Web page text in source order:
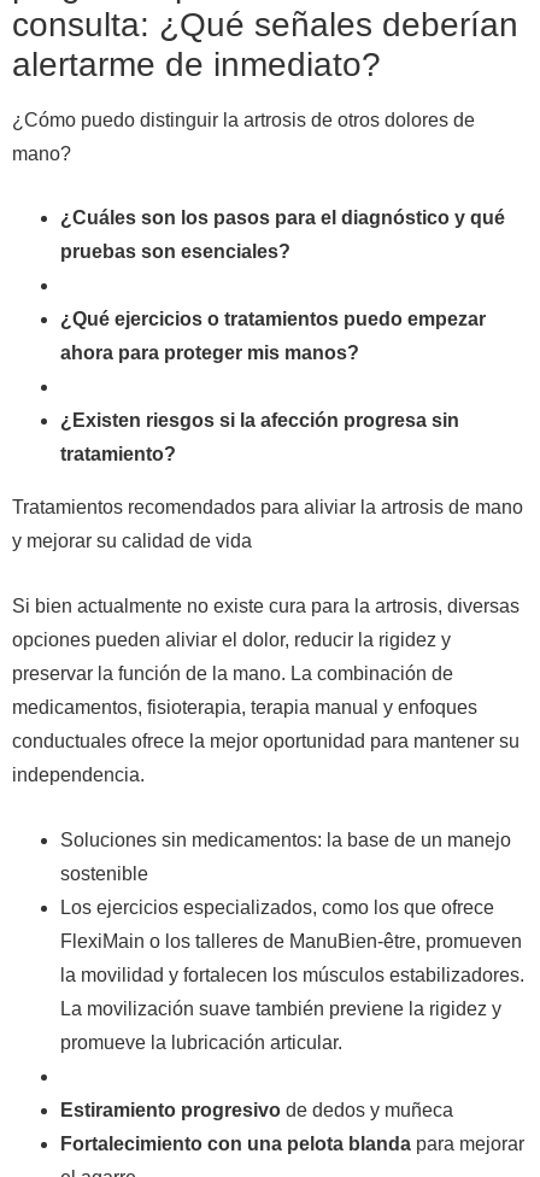
consulta: ¿Qué señales deberían
alertarme de inmediato?
¿Cómo puedo distinguir la artrosis de otros dolores de
mano?
¿Cuáles son los pasos para el diagnóstico y qué
pruebas son esenciales?
¿Qué ejercicios o tratamientos puedo empezar
ahora para proteger mis manos?
¿Existen riesgos si la afección progresa sin
tratamiento?
Tratamientos recomendados para aliviar la artrosis de mano
y mejorar su calidad de vida
Si bien actualmente no existe cura para la artrosis, diversas
opciones pueden aliviar el dolor, reducir la rigidez y
preservar la función de la mano. La combinación de
medicamentos, fisioterapia, terapia manual y enfoques
conductuales ofrece la mejor oportunidad para mantener su
independencia.
Soluciones sin medicamentos: la base de un manejo
sostenible
Los ejercicios especializados, como los que ofrece
FlexiMain o los talleres de ManuBien-être, promueven
la movilidad y fortalecen los músculos estabilizadores.
La movilización suave también previene la rigidez y
promueve la lubricación articular.
Estiramiento progresivo de dedos y muñeca
Fortalecimiento con una pelota blanda para mejorar